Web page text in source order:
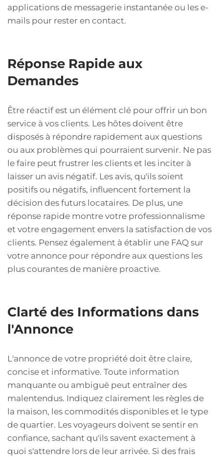
applications de messagerie instantanée ou les e-
mails pour rester en contact.
Réponse Rapide aux
Demandes
Être réactif est un élément clé pour offrir un bon
service à vos clients. Les hôtes doivent être
disposés à répondre rapidement aux questions
ou aux problèmes qui pourraient survenir. Ne pas
le faire peut frustrer les clients et les inciter à
laisser un avis négatif. Les avis, qu'ils soient
positifs ou négatifs, influencent fortement la
décision des futurs locataires. De plus, une
réponse rapide montre votre professionnalisme
et votre engagement envers la satisfaction de vos
clients. Pensez également à établir une FAQ sur
votre annonce pour répondre aux questions les
plus courantes de manière proactive.
Clarté des Informations dans
l'Annonce
L'annonce de votre propriété doit être claire,
concise et informative. Toute information
manquante ou ambiguë peut entraîner des
malentendus. Indiquez clairement les règles de
la maison, les commodités disponibles et le type
de quartier. Les voyageurs doivent se sentir en
confiance, sachant qu'ils savent exactement à
quoi s'attendre lors de leur arrivée. Si des frais